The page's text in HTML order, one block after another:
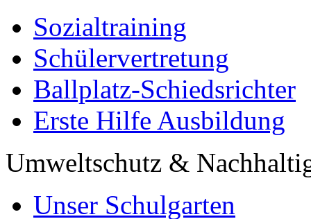
Sozialtraining
Schülervertretung
Ballplatz-Schiedsrichter
Erste Hilfe Ausbildung
Umweltschutz &
Unser Schulgarten